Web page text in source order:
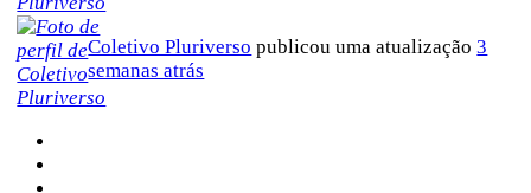
Coletivo Pluriverso publicou uma atualização3
semanas atrás